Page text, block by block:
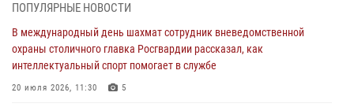
боевому самбо. (видео)
04 августа 2026, 14:00
Офицер Росгвардии стал гостем прямого эфира на «Радио Москвы»
ПОПУЛЯРНЫЕ НОВОСТИ
В международный день шахмат сотрудник вневедомственной
охраны столичного главка Росгвардии рассказал, как
интеллектуальный спорт помогает в службе
20 июля 2026, 11:30 5